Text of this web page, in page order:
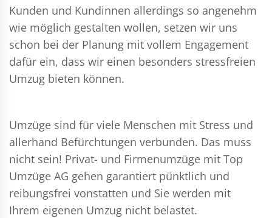
Kunden und Kundinnen allerdings so angenehm
wie möglich gestalten wollen, setzen wir uns
schon bei der Planung mit vollem Engagement
dafür ein, dass wir einen besonders stressfreien
Umzug bieten können.
Umzüge sind für viele Menschen mit Stress und
allerhand Befürchtungen verbunden. Das muss
nicht sein! Privat- und Firmenumzüge mit Top
Umzüge AG gehen garantiert pünktlich und
reibungsfrei vonstatten und Sie werden mit
Ihrem eigenen Umzug nicht belastet.